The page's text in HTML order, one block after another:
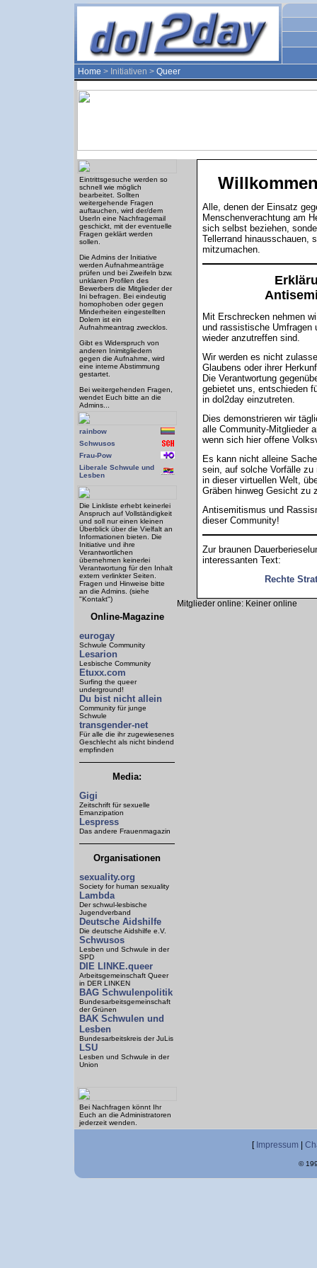
Home > Initiativen > Queer
Alle, denen der Einsatz
Menschenverachtung am
sich selbst beziehen,
Tellerrand hinausschauen,
mitzumachen.
Mit Erschrecken nehmen
und rassistische Umfragen
wieder anzutreffen sind.
Wir werden es nicht
Glaubens oder ihrer
Die Verantwortung
gebietet uns, entschieden
in dol2day einzutreten.
Dies demonstrieren wir
alle Community-Mitglieder
wenn sich hier offene
Es kann nicht alleine
sein, auf solche Vorfälle zu
in dieser virtuellen Welt,
Gräben hinweg Gesicht zu
Antisemitismus und
dieser Community!
Zur braunen
interessanten Text:
Rechte
Mitglieder online: Keiner online
Eintrittsgesuche werden so
schnell wie möglich
bearbeitet. Sollten
weitergehende Fragen
auftauchen, wird der/dem
UserIn eine Nachfragemail
geschickt, mit der eventuelle
Fragen geklärt werden
sollen.
Die Admins der Initiative
werden Aufnahmeanträge
prüfen und bei Zweifeln bzw.
unklaren Profilen des
Bewerbers die Mitglieder der
Ini befragen. Bei eindeutig
homophoben oder gegen
Minderheiten eingestellten
Dolern ist ein
Aufnahmeantrag zwecklos.
Gibt es Widerspruch von
anderen Inimitgliedern
gegen die Aufnahme, wird
eine interne Abstimmung
gestartet.
Bei weitergehenden Fragen,
wendet Euch bitte an die
Admins...
rainbow
Schwusos
Frau-Pow
Liberale Schwule und
Lesben
Die Linkliste erhebt keinerlei
Anspruch auf Vollständigkeit
und soll nur einen kleinen
Überblick über die Vielfalt an
Informationen bieten. Die
Initiative und ihre
Verantwortlichen
übernehmen keinerlei
Verantwortung für den Inhalt
extern verlinkter Seiten.
Fragen und Hinweise bitte
an die Admins. (siehe
"Kontakt")
Online-Magazine
eurogay
Schwule Community
Lesarion
Lesbische Community
Etuxx.com
Surfing the queer
underground!
Du bist nicht allein
Community für junge
Schwule
transgender-net
Für alle die ihr zugewiesenes
Geschlecht als nicht bindend
empfinden
Media:
Gigi
Zeitschrift für sexuelle
Emanzipation
Lespress
Das andere Frauenmagazin
Organisationen
sexuality.org
Society for human sexuality
Lambda
Der schwul-lesbische
Jugendverband
Deutsche Aidshilfe
Die deutsche Aidshilfe e.V.
Schwusos
Lesben und Schwule in der
SPD
DIE LINKE.queer
Arbeitsgemeinschaft Queer
in DER LINKEN
BAG Schwulenpolitik
Bundesarbeitsgemeinschaft
der Grünen
BAK Schwulen und
Lesben
Bundesarbeitskreis der JuLis
LSU
Lesben und Schwule in der
Union
Bei Nachfragen könnt Ihr
Euch an die Administratoren
jederzeit wenden.
[ Impressum
©